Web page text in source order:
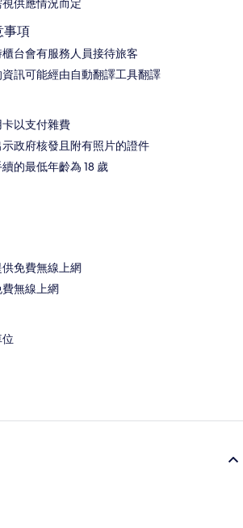
供應情況而定
事項
台會有服務人員接待旅客
訊可能經由自動翻譯工具翻譯
以支付雜費
政府核發且附有照片的證件
的最低年齡為 18 歲
免費無線上網
無線上網